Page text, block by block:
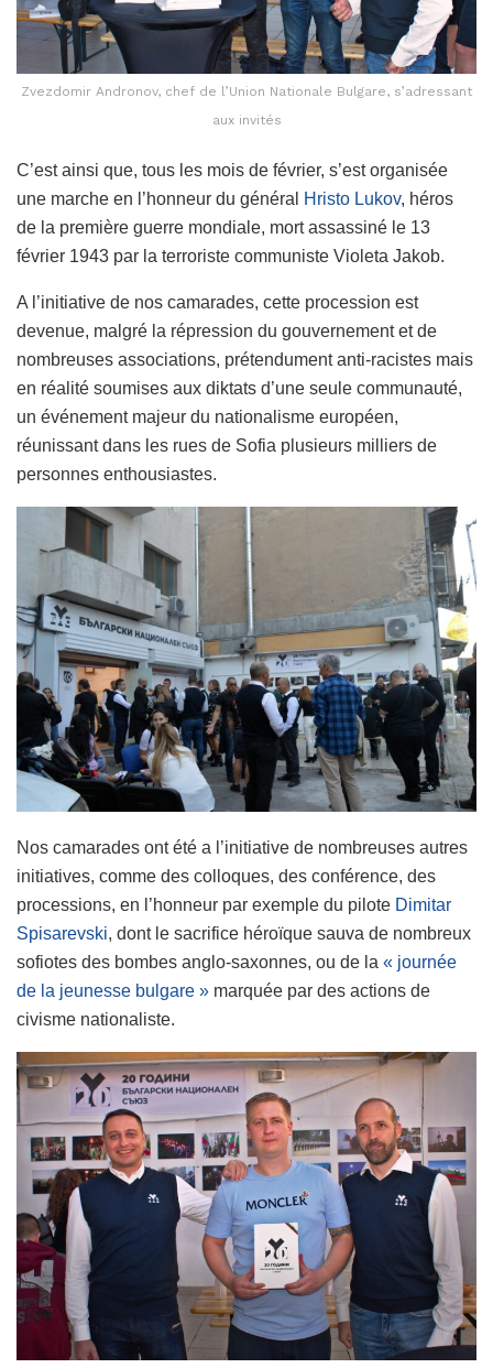
Zvezdomir Andronov, chef de l’Union Nationale Bulgare, s’adressant
aux invités
C’est ainsi que, tous les mois de février, s’est organisée
une marche en l’honneur du général
Hristo Lukov, héros
de la première guerre mondiale, mort assassiné le 13
février 1943 par la terroriste communiste Violeta Jakob.
A l’initiative de nos camarades, cette procession est
devenue, malgré la répression du gouvernement et de
nombreuses associations, prétendument anti-racistes mais
en réalité soumises aux diktats d’une seule communauté,
un événement majeur du nationalisme européen,
réunissant dans les rues de Sofia plusieurs milliers de
personnes enthousiastes.
Nos camarades ont été a l’initiative de nombreuses autres
initiatives, comme des colloques, des conférence, des
processions, en l’honneur par exemple du pilote Dimitar
Spisarevski, dont le sacrifice héroïque sauva de nombreux
sofiotes des bombes anglo-saxonnes, ou de la « journée
de la jeunesse bulgare » marquée par des actions de
civisme nationaliste.